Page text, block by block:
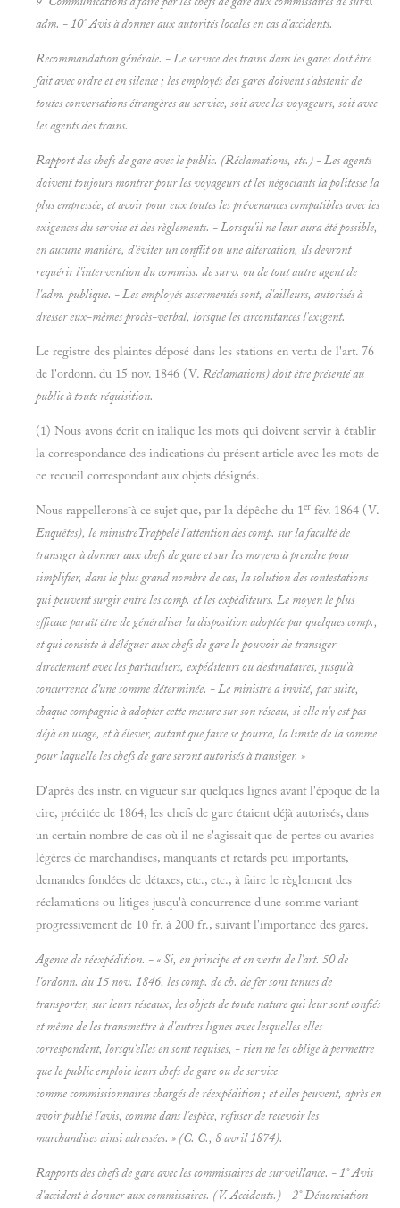
adm. - 10° Avis à donner aux autorités locales en cas d'accidents.
Recommandation générale. - Le service des trains dans les gares doit être
fait avec ordre et en silence ; les employés des gares doivent s'abstenir de
toutes conversations étrangères au service, soit avec les voyageurs, soit avec
les agents des trains.
Rapport des chefs de gare avec le public. (Réclamations, etc.) - Les agents
doivent toujours montrer pour les voyageurs et les négociants la politesse la
plus empressée, et avoir pour eux toutes les prévenances compatibles avec les
exigences du service et des règlements. - Lorsqu'il ne leur aura été possible,
en aucune manière, d'éviter un conflit ou une altercation, ils devront
requérir l'intervention du commiss. de surv. ou de tout autre agent de
l'adm. publique. - Les employés assermentés sont, d'ailleurs, autorisés à
dresser eux-mêmes procès-verbal, lorsque les circonstances l'exigent.
Le registre des plaintes déposé dans les stations en vertu de l'art. 76
de l'ordonn. du 15 nov. 1846 (V. Réclamations) doit être présenté au
public à toute réquisition.
(1) Nous avons écrit en italique les mots qui doivent servir à établir
la correspondance des indications du présent article avec les mots de
ce recueil correspondant aux objets désignés.
Nous rappellerons-à ce sujet que, par la dépêche du 1er fév. 1864 (V.
Enquêtes), le ministreTrappelé l'attention des comp. sur la faculté de
transiger à donner aux chefs de gare et sur les moyens à prendre pour
simplifier, dans le plus grand nombre de cas, la solution des contestations
qui peuvent surgir entre les comp. et les expéditeurs. Le moyen le plus
efficace paraît être de généraliser la disposition adoptée par quelques comp.,
et qui consiste à déléguer aux chefs de gare le pouvoir de transiger
directement avec les particuliers, expéditeurs ou destinataires, jusqu'à
concurrence d'une somme déterminée. - Le ministre a invité, par suite,
chaque compagnie à adopter cette mesure sur son réseau, si elle n'y est pas
déjà en usage, et à élever, autant que faire se pourra, la limite de la somme
pour laquelle les chefs de gare seront autorisés à transiger. »
D'après des instr. en vigueur sur quelques lignes avant l'époque de la
cire, précitée de 1864, les chefs de gare étaient déjà autorisés, dans
un certain nombre de cas où il ne s'agissait que de pertes ou avaries
légères de marchandises, manquants et retards peu importants,
demandes fondées de détaxes, etc., etc., à faire le règlement des
réclamations ou litiges jusqu'à concurrence d'une somme variant
progressivement de 10 fr. à 200 fr., suivant l'importance des gares.
Agence de réexpédition. - « Si, en principe et en vertu de l'art. 50 de
l'ordonn. du 15 nov. 1846, les comp. de ch. de fer sont tenues de
transporter, sur leurs réseaux, les objets de toute nature qui leur sont confiés
et même de les transmettre à d'autres lignes avec lesquelles elles
correspondent, lorsqu'elles en sont requises, - rien ne les oblige à permettre
que le public emploie leurs chefs de gare ou de service
comme commissionnaires chargés de réexpédition ; et elles peuvent, après en
avoir publié l'avis, comme dans l'espèce, refuser de recevoir les
marchandises ainsi adressées. » (C. C., 8 avril 1874).
Rapports des chefs de gare avec les commissaires de surveillance. - 1° Avis
d'accident à donner aux commissaires. (V.Accidents.) - 2° Dénonciation